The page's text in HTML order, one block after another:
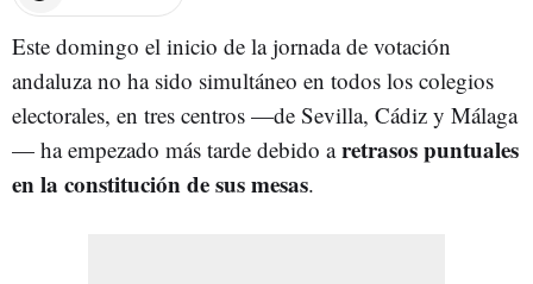
Este domingo el inicio de la jornada de votación
andaluza no ha sido simultáneo en todos los colegios
electorales, en tres centros —de Sevilla, Cádiz y Málaga
— ha empezado más tarde debido aretrasos puntuales
en la constitución de sus mesas.